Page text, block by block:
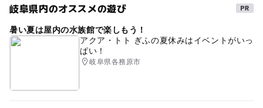
ゴールデンウィークフードフェス
岐阜県内のオススメの遊び
暑い夏は屋内の水族館で楽しもう！
アクア・トト ぎふの夏休みはイベントがいっ
ぱい！
岐阜県各務原市